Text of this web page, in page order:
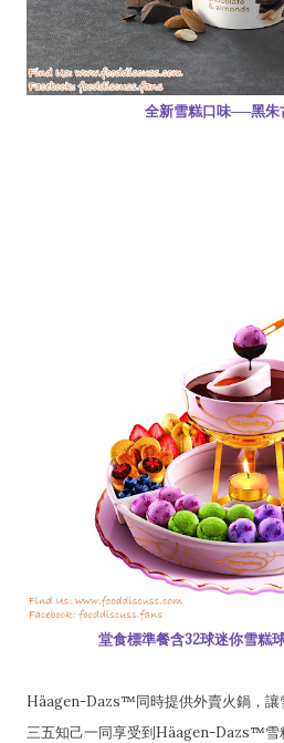
全新雪糕口味──黑朱
堂食標準餐含32球迷你雪糕
Häagen-Dazs™同時提供外賣火鍋，讓
三五知己一同享受到Häagen-Dazs™雪